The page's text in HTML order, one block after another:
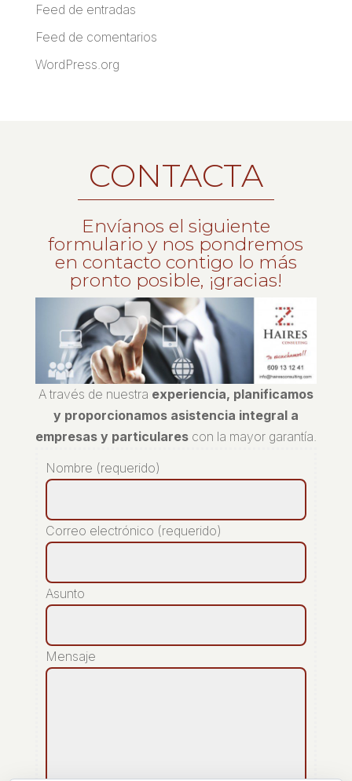
Feed de entradas
Feed de comentarios
WordPress.org
CONTACTA
Envíanos el siguiente
formulario y nos pondremos
en contacto contigo lo más
pronto posible, ¡gracias!
A través de nuestra experiencia, planificamos
y proporcionamos asistencia integral a
empresas y particularescon la mayor garantía.
Nombre (requerido)
Correo electrónico (requerido)
Asunto
Mensaje